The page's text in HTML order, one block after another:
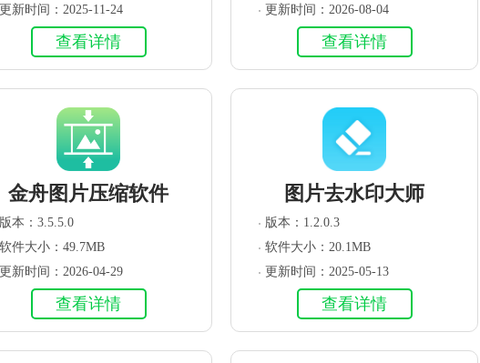
更新时间：2025-11-24
查看详情
更新时间：2026-08-04
查看详情
金舟图片压缩软件
版本：3.5.5.0
软件大小：49.7MB
更新时间：2026-04-29
查看详情
图片去水印大师
版本：1.2.0.3
软件大小：20.1MB
更新时间：2025-05-13
查看详情